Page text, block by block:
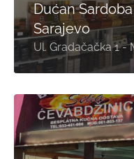
Dućan
Sarajevo
Ul. Gradačačka 1 -